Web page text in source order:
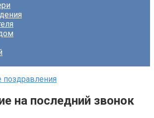
поздравления
на последний звонок